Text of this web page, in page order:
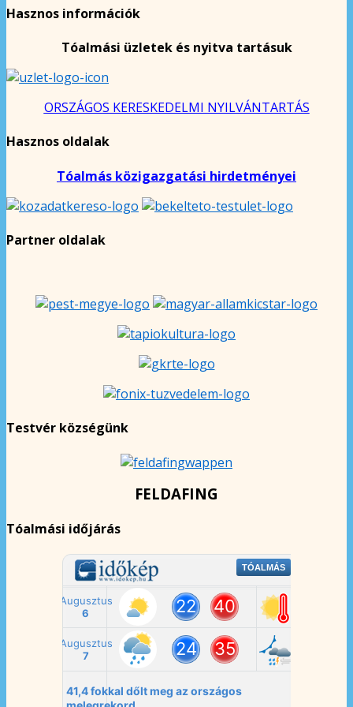
Hasznos információk
Tóalmási üzletek és nyitva tartásuk
ORSZÁGOS KERESKEDELMI NYILVÁNTARTÁS
Hasznos oldalak
Tóalmás közigazgatási hirdetményei
Partner oldalak
Testvér községünk
FELDAFING
Tóalmási időjárás